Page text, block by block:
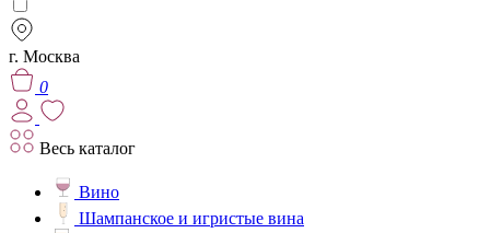
г. Москва
0
Весь каталог
Вино
Шампанское и игристые вина